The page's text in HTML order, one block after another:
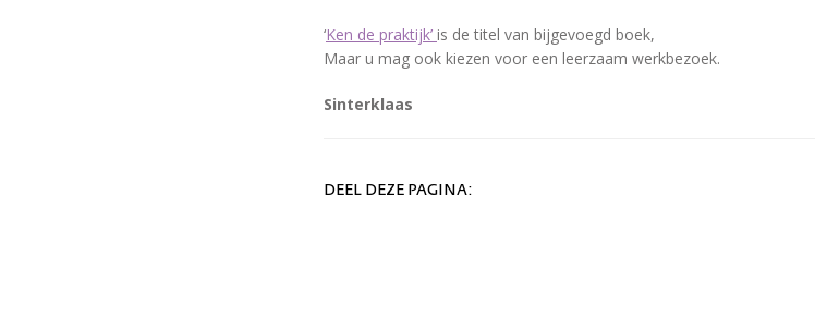
‘Ken de praktijk’ is de titel van bijgevoegd boek,
Maar u mag ook kiezen voor een leerzaam werkbezoek.
Sinterklaas
DEEL DEZE PAGINA: